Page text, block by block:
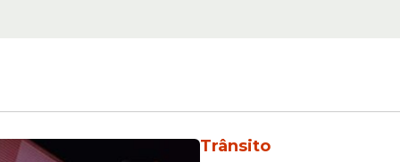
Quina
Trânsito